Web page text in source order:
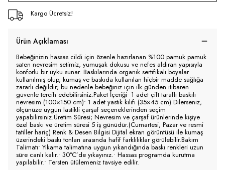
Kargo Ücretsiz!
Ürün Açıklaması
Bebeğinizin hassas cildi için özenle hazırlanan %100 pamuk pamuk
saten nevresim setimiz, yumuşak dokusu ve nefes aldıran yapısıyla
konforlu bir uyku sunar. Baskılarında organik sertifikalı boyalar
kullanılmış olup, kumaş ve baskıda kullanılan hiçbir madde sağlığa
zararlı değildir; bu nedenle bebeğiniz için ilk günden itibaren
güvenle tercih edebilirsiniz.Paket İçeriği• 1 adet çift taraflı baskılı
nevresim (100×150 cm)• 1 adet yastık kılıfı (35×45 cm) Dilerseniz,
ölçünüze uygun lastikli çarşaf seçeneklerinden seçim
yapabilirsiniz.Üretim Süresi; Nevresim ve çarşaf ürünlerinde kişiye
özel baskı ve üretim süresi 5 iş günüdür.(Cumartesi, Pazar ve resmi
tatiller hariç) Renk & Desen Bilgisi Dijital ekran görüntüsü ile kumaş
üzerindeki baskı tonları arasında hafif farklılıklar görülebilir.Bakım
Talimatı• Yıkama talimatına uygun yıkandığında baskı renkleri uzun
süre canlı kalır.• 30°C’de yıkayınız.• Hassas programda kurutma
yapılabilir.• Tersten ütülemeniz tavsiye edilir.